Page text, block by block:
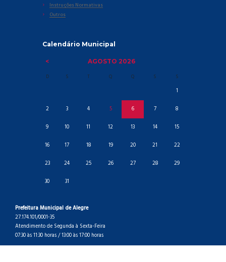
Instruções Normativas
Outros
Calendário Municipal
AGOSTO 2026
D S T Q Q S S
1
2 3 4 5 6 7 8
9 10 11 12 13 14 15
16 17 18 19 20 21 22
23 24 25 26 27 28 29
30 31
Prefeitura Municipal de Alegre
27.174.101/0001-35
Atendimento de Segunda à Sexta-Feira
07:30 às 11:30 horas / 13:00 às 17:00 horas